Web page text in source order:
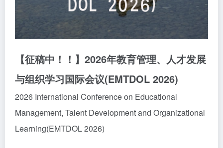
【征稿中！！】2026年教育管理、人才发展
与组织学习国际会议(EMTDOL 2026)
2026 International Conference on Educational
Management, Talent Development and Organizational
Learning(EMTDOL 2026)